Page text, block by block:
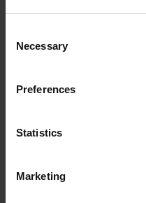
Selection
Necessary
Preferences
Statistics
Marketing